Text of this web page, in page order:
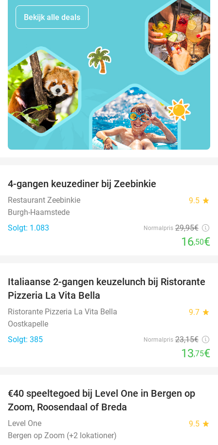
Bekijk alle deals
4-gangen keuzediner bij Zeebinkie
Restaurant Zeebinkie 9.5 star
Burgh-Haamstede
Solgt: 1.083
Normalpris 29,95€
16,50€
41%
Italiaanse 2-gangen keuzelunch bij Ristorante
Pizzeria La Vita Bella
Ristorante Pizzeria La Vita Bella 9.7 star
Oostkapelle
Solgt: 385
Normalpris 23,15€
13,75€
50%
€40 speeltegoed bij Level One in Bergen op
Zoom, Roosendaal of Breda
Level One 9.5 star
Bergen op Zoom (+2 lokationer)